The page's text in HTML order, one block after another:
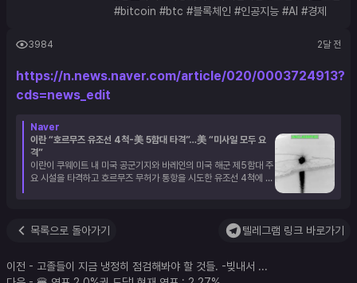
3984 2달 전
https://n.news.naver.com/article/020/0003724913?
cds=news_edit
Naver
이란 “호르무즈 유조선 4척-美 5함대 타격”…美 “미사일 모두 요
격”
이란이 쿠웨이트 내 미국 공군기지와 바레인의 미국 해군 제5함대 주
요 시설을 타격하고 호르무즈 무허가 통항을 시도한 유조선 4척에 발
목록으로 돌아가기 텔레그램 링크 바로가기
이전 - 고졸들이 지금 냉정히 점검해봐야 할 것들. -빚내서 ...
#bitcoin #btc #블록체인 #인공지능 #AI #경제